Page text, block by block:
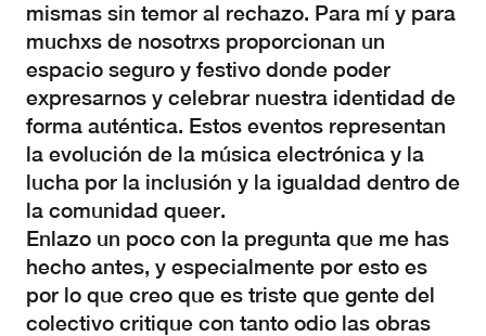
mismas sin temor al rechazo. Para mí y para
muchxs de nosotrxs proporcionan un
espacio seguro y festivo donde poder
expresarnos y celebrar nuestra identidad de
forma auténtica. Estos eventos representan
la evolución de la música electrónica y la
lucha por la inclusión y la igualdad dentro de
la comunidad queer.
Enlazo un poco con la pregunta que me has
hecho antes, y especialmente por esto es
por lo que creo que es triste que gente del
colectivo critique con tanto odio las obras